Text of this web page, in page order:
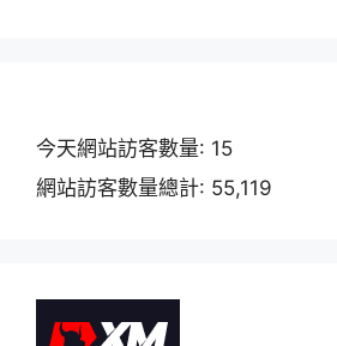
今天網站訪客數量: 15
網站訪客數量總計: 55,119